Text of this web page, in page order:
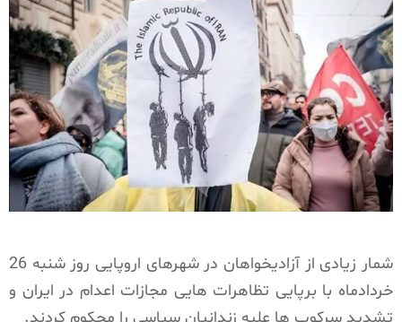
شمار زیادی از آزادیخواهان در شهرهای اروپایی روز شنبه 26
خردادماه با برپایی تظاهرات هایی مجازات اعدام در ایران و